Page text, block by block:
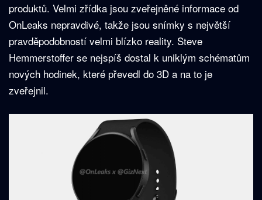
produktů. Velmi zřídka jsou zveřejněné informace od
OnLeaks nepravdivé, takže jsou snímky s největší
pravděpodobností velmi blízko reality. Steve
Hemmerstoffer se nejspíš dostal k uniklým schématům
nových hodinek, které převedl do 3D a na to je
zveřejnil.